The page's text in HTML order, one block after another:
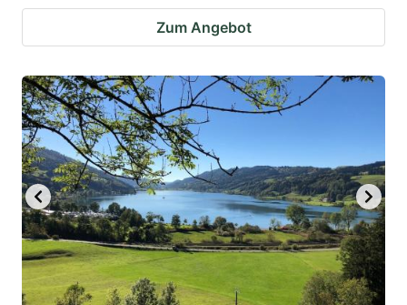
Zum Angebot